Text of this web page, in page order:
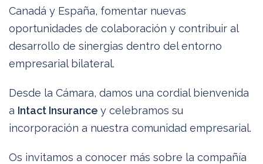
Canadá y España, fomentar nuevas
oportunidades de colaboración y contribuir al
desarrollo de sinergias dentro del entorno
empresarial bilateral.
Desde la Cámara, damos una cordial bienvenida
a Intact Insurance y celebramos su
incorporación a nuestra comunidad empresarial.
Os invitamos a conocer más sobre la compañía